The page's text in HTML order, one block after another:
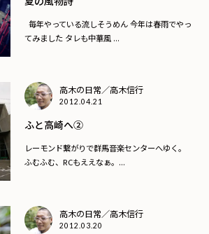
毎年やっている流しそうめん 今年は春雨でやっ
てみました タレも中華風 ...
高木の日常／高木信行
2012.04.21
ふと高崎へ②
レーモンド繋がりで群馬音楽センターへゆく。
ふむふむ、RCもええなぁ。...
高木の日常／高木信行
2012.03.20